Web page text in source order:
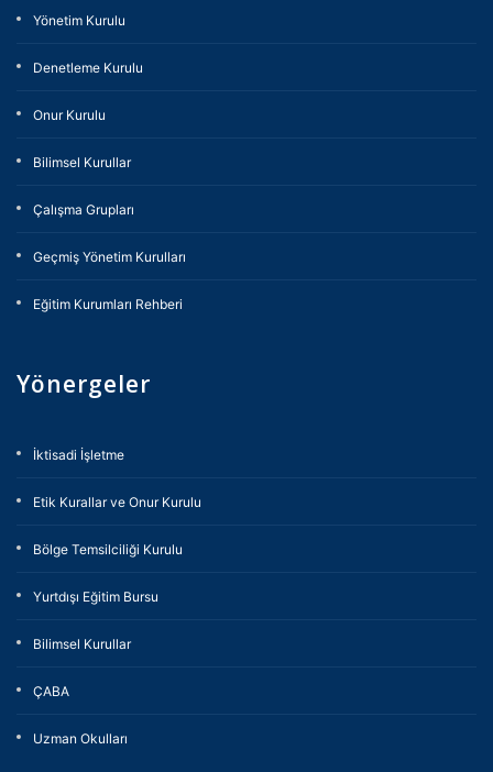
Yönetim Kurulu
Denetleme Kurulu
Onur Kurulu
Bilimsel Kurullar
Çalışma Grupları
Geçmiş Yönetim Kurulları
Eğitim Kurumları Rehberi
Yönergeler
İktisadi İşletme
Etik Kurallar ve Onur Kurulu
Bölge Temsilciliği Kurulu
Yurtdışı Eğitim Bursu
Bilimsel Kurullar
ÇABA
Uzman Okulları